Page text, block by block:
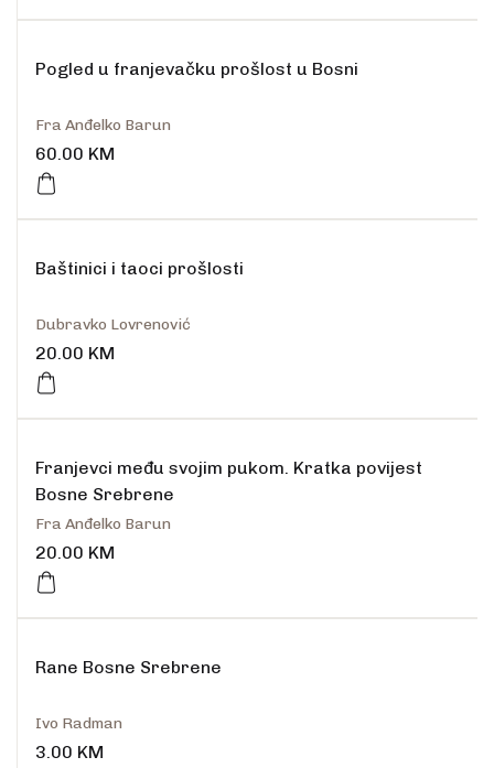
Pogled u franjevačku prošlost u Bosni
Fra Anđelko Barun
60.00 KM
Baštinici i taoci prošlosti
Dubravko Lovrenović
20.00 KM
Franjevci među svojim pukom. Kratka povijest
Bosne Srebrene
Fra Anđelko Barun
20.00 KM
Rane Bosne Srebrene
Ivo Radman
3.00 KM